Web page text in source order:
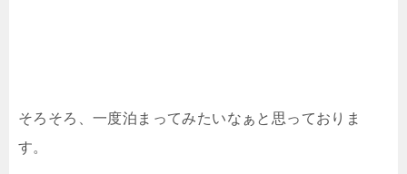
そろそろ、一度泊まってみたいなぁと思っておりま
す。